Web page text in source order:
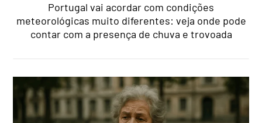
Portugal vai acordar com condições
meteorológicas muito diferentes: veja onde pode
contar com a presença de chuva e trovoada